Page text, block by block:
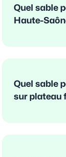
Quel sable
Haute-
Quel sable
sur plateau